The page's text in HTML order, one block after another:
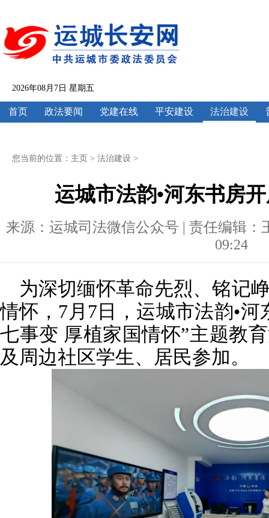
2026年08月7日 星期五
首页 政法要闻 党建在线 平安建设 法治建设
您当前的位置： 主页 > 法治建设 >
运城市法韵•河东书房
来源：运城司法微信公众号 | 责任编辑：
09:24
为深切缅怀革命先烈、铭记
情怀，7月7日，运城市法韵•
七事变 厚植家国情怀”主题教
及周边社区学生、居民参加。